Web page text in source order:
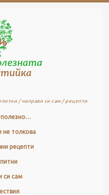
/ направи си сам / рецепти
полезно…
не толкова
рецепти
си сам